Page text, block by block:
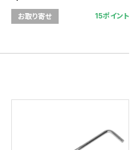
お取り寄せ 15ポイント